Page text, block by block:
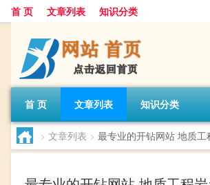
首 页 文章列表 知识分类
首 页 文章列表 知识分类
> 文章列表 > 最专业的开钻网站 地质